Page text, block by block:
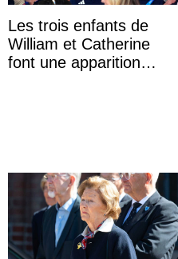
Les trois enfants de
William et Catherine
font une apparition